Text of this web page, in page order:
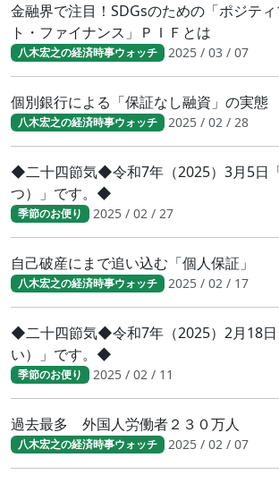
金融界で注目！SDGsのための「ポジテ
ト・ファイナンス」ＰＩＦとは
八木宏之の経済時事ウォッチ 2025 / 03 / 07
個別銀行による「保証なし融資」の実態
八木宏之の経済時事ウォッチ 2025 / 02 / 28
◆二十四節気◆令和7年（2025）3月5日
つ）」です。◆
季節のお便り 2025 / 02 / 27
自己破産にまで追い込む「個人保証」
八木宏之の経済時事ウォッチ 2025 / 02 / 17
◆二十四節気◆令和7年（2025）2月18日
い）」です。◆
季節のお便り 2025 / 02 / 11
過去最多 外国人労働者２３０万人
八木宏之の経済時事ウォッチ 2025 / 02 / 07